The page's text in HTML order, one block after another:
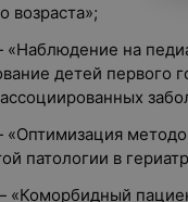
возраста»;
«Наблюдение на
детей первого
«Оптимизация
патологии в
«Коморбидный